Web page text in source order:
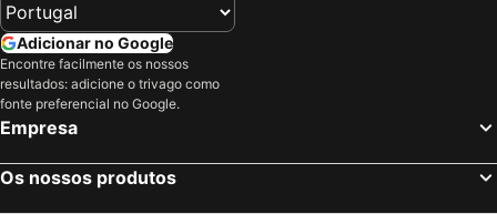
Adicionar no Google
Encontre facilmente os nossos
resultados: adicione o trivago como
fonte preferencial no Google.
Empresa
Os nossos produtos